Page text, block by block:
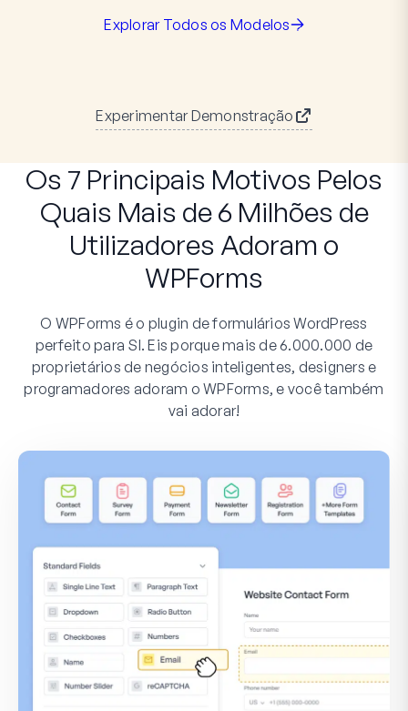
Explorar Todos os Modelos
Experimentar Demonstração
Os 7 Principais Motivos Pelos
Quais Mais de 6 Milhões de
Utilizadores Adoram o
WPForms
O WPForms é o plugin de formulários WordPress
perfeito para SI. Eis porque mais de 6.000.000 de
proprietários de negócios inteligentes, designers e
programadores adoram o WPForms, e você também
vai adorar!